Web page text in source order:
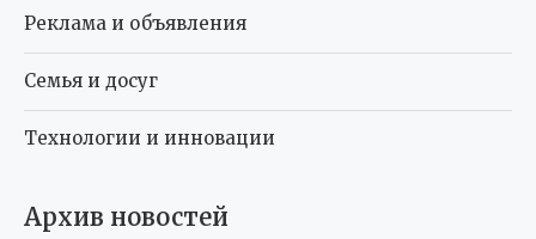
Реклама и объявления
Семья и досуг
Технологии и инновации
Архив новостей